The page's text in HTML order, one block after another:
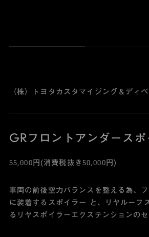
（株）トヨタカスタマイジング＆ディ
GRフロントアンダースポ
55,000円(消費税抜き50,000円)
車両の前後空力バランスを整える為、
に装着するスポイラー と、リヤルーフ
るリヤスポイラーエクステンションのセ